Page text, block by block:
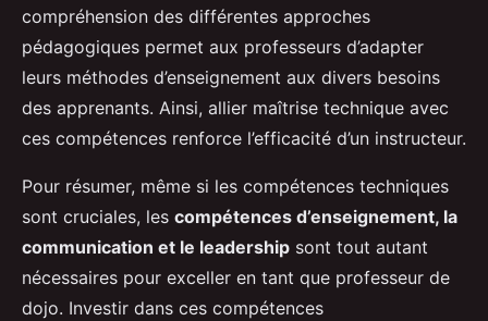
compréhension des différentes approches
pédagogiques permet aux professeurs d’adapter
leurs méthodes d’enseignement aux divers besoins
des apprenants. Ainsi, allier maîtrise technique avec
ces compétences renforce l’efficacité d’un instructeur.
Pour résumer, même si les compétences techniques
sont cruciales, les compétences d’enseignement, la
communication et le leadership sont tout autant
nécessaires pour exceller en tant que professeur de
dojo. Investir dans ces compétences